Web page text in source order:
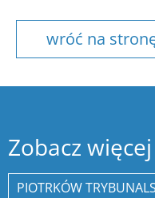
wróć na
Zobacz więcej
PIOTRKÓW